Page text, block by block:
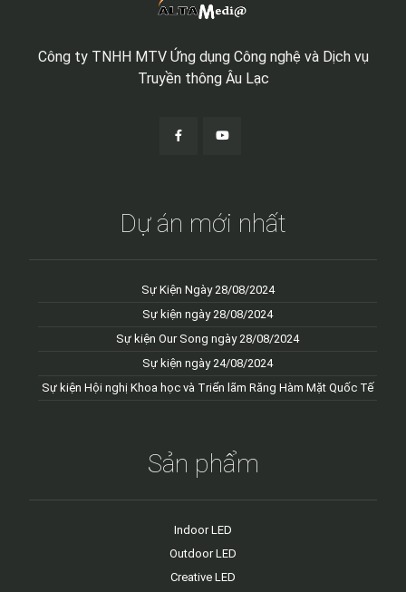
Công ty TNHH MTV Ứng dụng Công nghệ và Dịch vụ
Truyền thông Âu Lạc
Dự án mới nhất
Sự Kiện Ngày 28/08/2024
Sự kiện ngày 28/08/2024
Sự kiện Our Song ngày 28/08/2024
Sự kiện ngày 24/08/2024
Sự kiện Hội nghị Khoa học và Triển lãm Răng Hàm Mặt Quốc Tế
Sản phẩm
Indoor LED
Outdoor LED
Creative LED